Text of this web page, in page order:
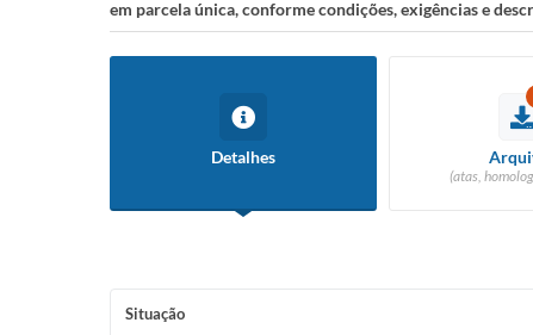
em parcela única, conforme condições, exigências e
Detalhes
(atas,
Situação